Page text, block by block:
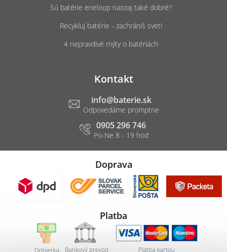
Sú batérie eneloop naozaj také dobré?
Recykluj batérie - zachrániš svet!
4 nepravdivé mýty o batériách
Kontakt
info@baterie.sk
0905 296 746
Doprava
Platba